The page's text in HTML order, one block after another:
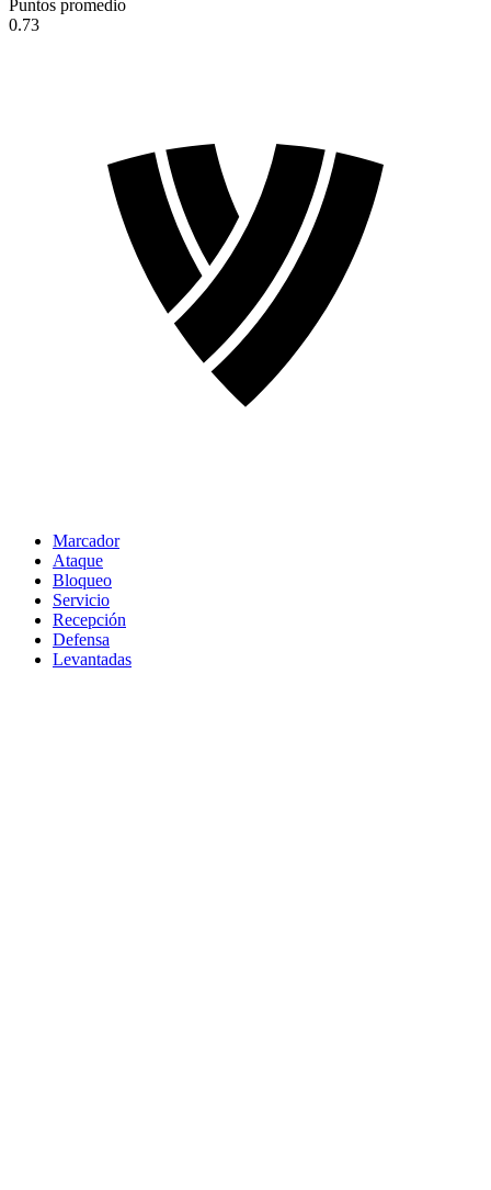
Puntos promedio
0.73
Marcador
Ataque
Bloqueo
Servicio
Recepción
Defensa
Levantadas